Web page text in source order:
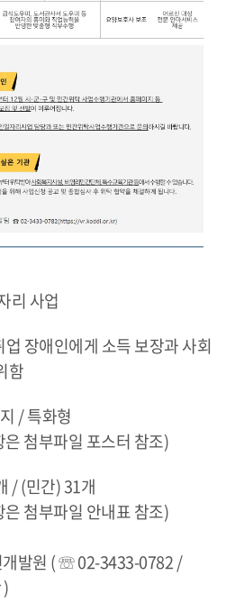
리 사업
장애인에게 소득 보장과 사회
함
/ 특화형
부파일 포스터 참조)
/ (민간) 31개
부파일 안내표 참조)
발원 ( ☏ 02-3433-0782 /